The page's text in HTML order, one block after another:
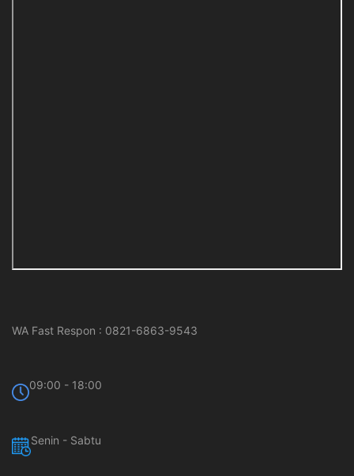
WA Fast Respon : 0821-6863-9543
09:00 - 18:00
Senin - Sabtu